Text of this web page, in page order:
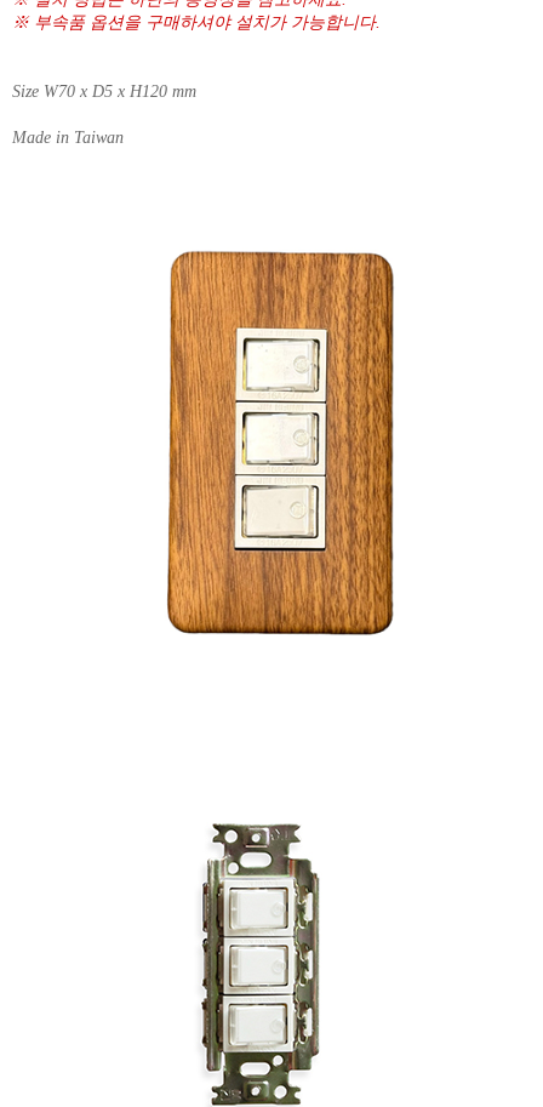
※ 부속품 옵션을 구매하셔야 설치가 가능합니다.
Size W70 x D5 x H120 mm
Made in Taiwan